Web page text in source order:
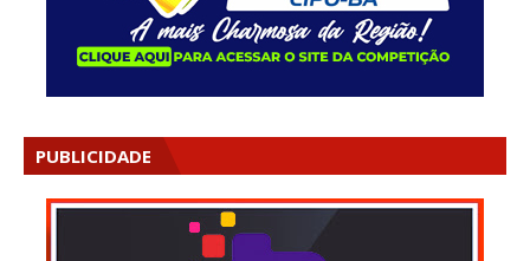
PUBLICIDADE